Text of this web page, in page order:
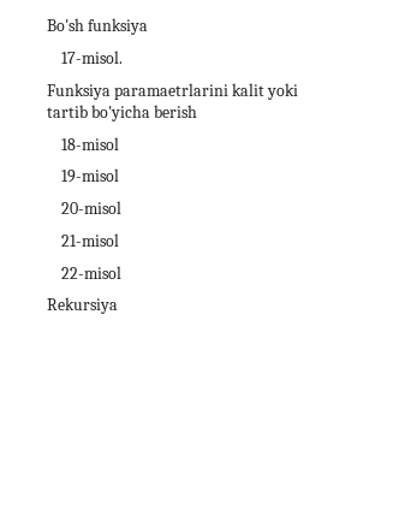
Bo'sh funksiya
17-misol.
Funksiya paramaetrlarini kalit yoki
tartib bo'yicha berish
18-misol
19-misol
20-misol
21-misol
22-misol
Rekursiya